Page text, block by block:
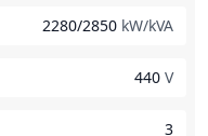
2280/2850 kW/kVA
440 V
3